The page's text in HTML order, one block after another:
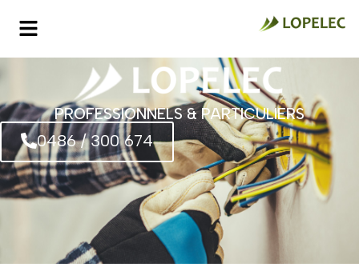
PROFESSIONNELS & PARTICULIERS
0486 / 300 674